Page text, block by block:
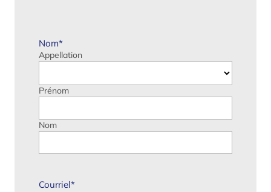
Nom*
Appellation
Prénom
Nom
Courriel*